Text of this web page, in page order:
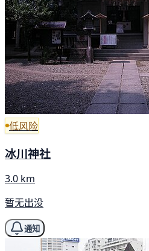
低风险
冰川神社
3.0 km
暂无出没
通知